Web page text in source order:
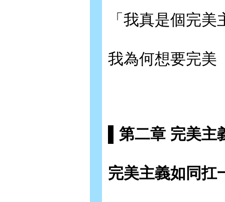
「我真是個完美
我為何想要完美
▌第二章 完美主
完美主義如同扛